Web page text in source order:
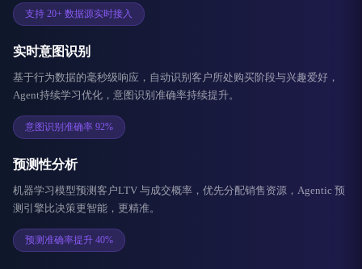
支持 20+ 数据源实时接入
实时意图识别
基于行为数据的毫秒级响应，自动识别客户所处购买阶段与兴趣爱好，
Agent持续学习优化，意图识别准确率持续提升。
意图识别准确率 92%
预测性分析
机器学习模型预测客户LTV 与成交概率，优先分配销售资源，Agentic 预
测引擎比决策更智能，更精准。
预测准确率提升 40%